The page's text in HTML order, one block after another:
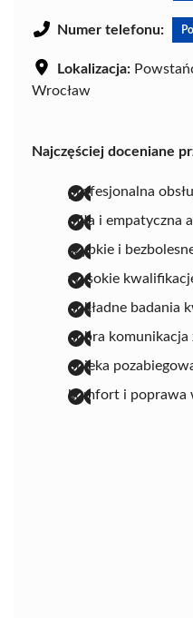
Numer telefonu:
Lokalizacja:
Wrocław
Najczęściej doceniane
profesjonalna
miła i empatyczna
szybkie i
wysokie
dokładne badania
dobra komunikacja
opieka
komfort i poprawa